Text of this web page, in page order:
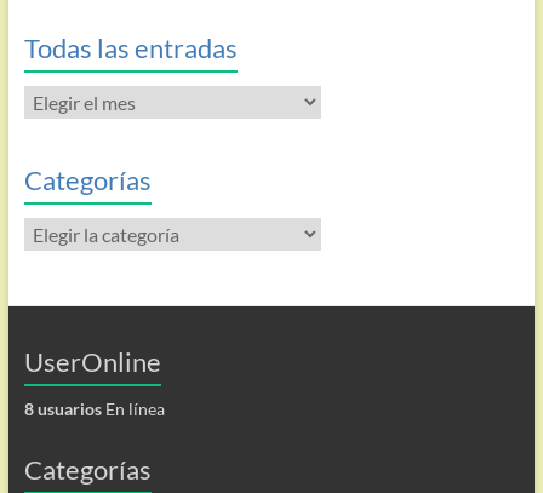
Todas las entradas
Todas
las
Categorías
Categorías
UserOnline
8 usuariosEn línea
Categorías